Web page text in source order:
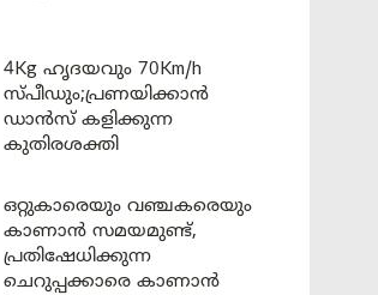
4Kg ഹൃദയവും 70Km/h
സ്പീഡും;പ്രണയിക്കാൻ
ഡാൻസ് കളിക്കുന്ന
കുതിരശക്തി
ഒറ്റുകാരെയും വഞ്ചകരെയും
കാണാൻ സമയമുണ്ട്,
പ്രതിഷേധിക്കുന്ന
ചെറുപ്പക്കാരെ കാണാൻ